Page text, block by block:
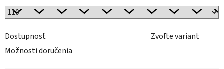
Dostupnosť
Zvoľte variant
Možnosti doručenia